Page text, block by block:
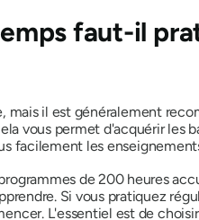
faut-il
mais il est généralement
vous permet d'acquérir les
facilement les
de 200 heures
Si vous pratiquez
L'essentiel est de